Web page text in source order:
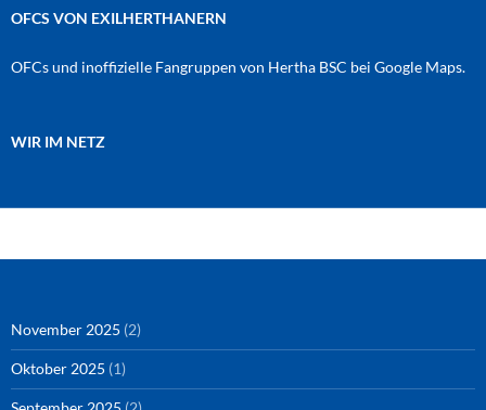
OFCS VON EXILHERTHANERN
OFCs und inoffizielle Fangruppen von Hertha BSC bei Google Maps.
WIR IM NETZ
November 2025 (2)
Oktober 2025 (1)